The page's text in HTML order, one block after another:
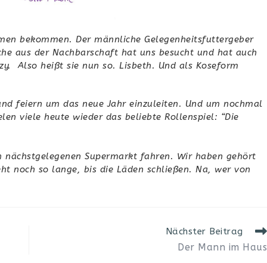
bekommen. Der männliche Gelegenheitsfuttergeber
aus der Nachbarschaft hat uns besucht und hat auch
Also heißt sie nun so. Lisbeth. Und als Koseform
feiern um das neue Jahr einzuleiten. Und um nochmal
viele heute wieder das beliebte Rollenspiel: “Die
Supermarkt fahren. Wir haben gehört
noch so lange, bis die Läden schließen. Na, wer von
Nächster Beitrag
Der Mann im Haus